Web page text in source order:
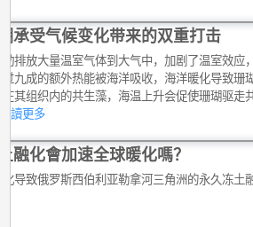
承受气候变化带来的双重打击
动排放大量温室气体到大气中，加剧了温室效应
过九成的额外热能被海洋吸收，海洋暖化导致珊
在其组织内的共生藻，海温上升会促使珊瑚驱走
讀更多
融化會加速全球暖化嗎？
导致俄罗斯西伯利亚勒拿河三角洲的永久冻土融